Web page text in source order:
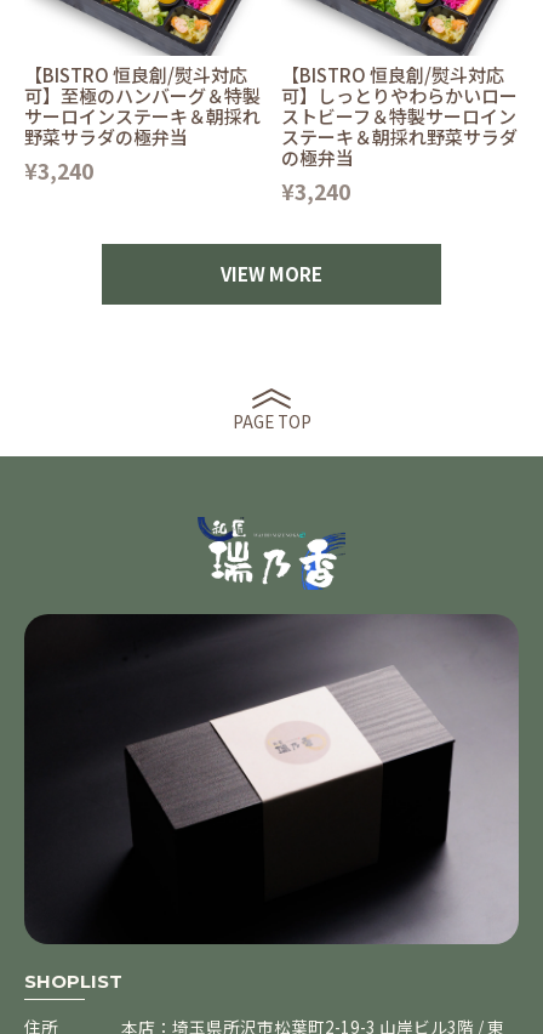
【BISTRO 恒良創/熨斗対応
可】至極のハンバーグ＆特製
サーロインステーキ＆朝採れ
野菜サラダの極弁当
¥3,240
【BISTRO 恒良創/熨斗対応
可】しっとりやわらかいロー
ストビーフ＆特製サーロイン
ステーキ＆朝採れ野菜サラダ
の極弁当
¥3,240
VIEW MORE
PAGE TOP
SHOPLIST
住所
本店：埼玉県所沢市松葉町2-19-3 山岸ビル3階 / 東